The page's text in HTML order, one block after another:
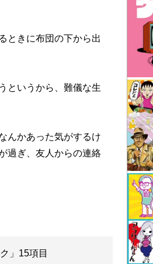
ときに布団の下から出
というから、難儀な生
んかあった気がするけ
過ぎ、友人からの連絡
」15項目